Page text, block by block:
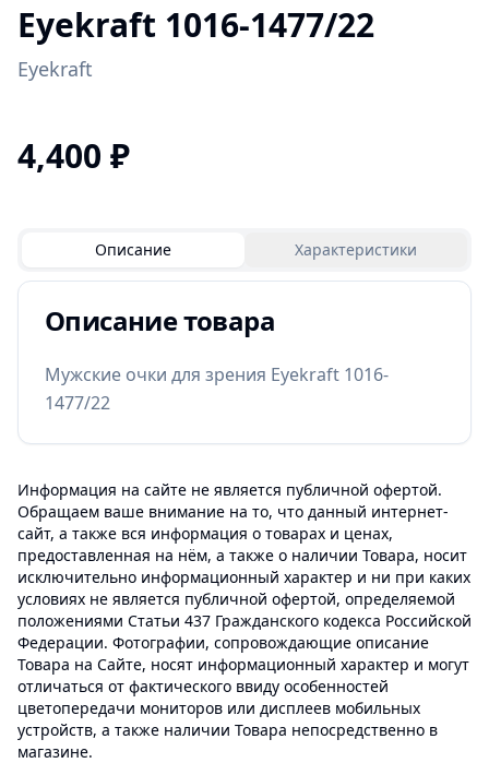
Eyekraft 1016-1477/22
Eyekraft
4,400 ₽
Описание Характеристики
Описание товара
Мужские очки для зрения Eyekraft 1016-
1477/22
Информация на сайте не является публичной офертой.
Обращаем ваше внимание на то, что данный интернет-
сайт, а также вся информация о товарах и ценах,
предоставленная на нём, а также о наличии Товара, носит
исключительно информационный характер и ни при каких
условиях не является публичной офертой, определяемой
положениями Статьи 437 Гражданского кодекса Российской
Федерации. Фотографии, сопровождающие описание
Товара на Сайте, носят информационный характер и могут
отличаться от фактического ввиду особенностей
цветопередачи мониторов или дисплеев мобильных
устройств, а также наличии Товара непосредственно в
магазине.